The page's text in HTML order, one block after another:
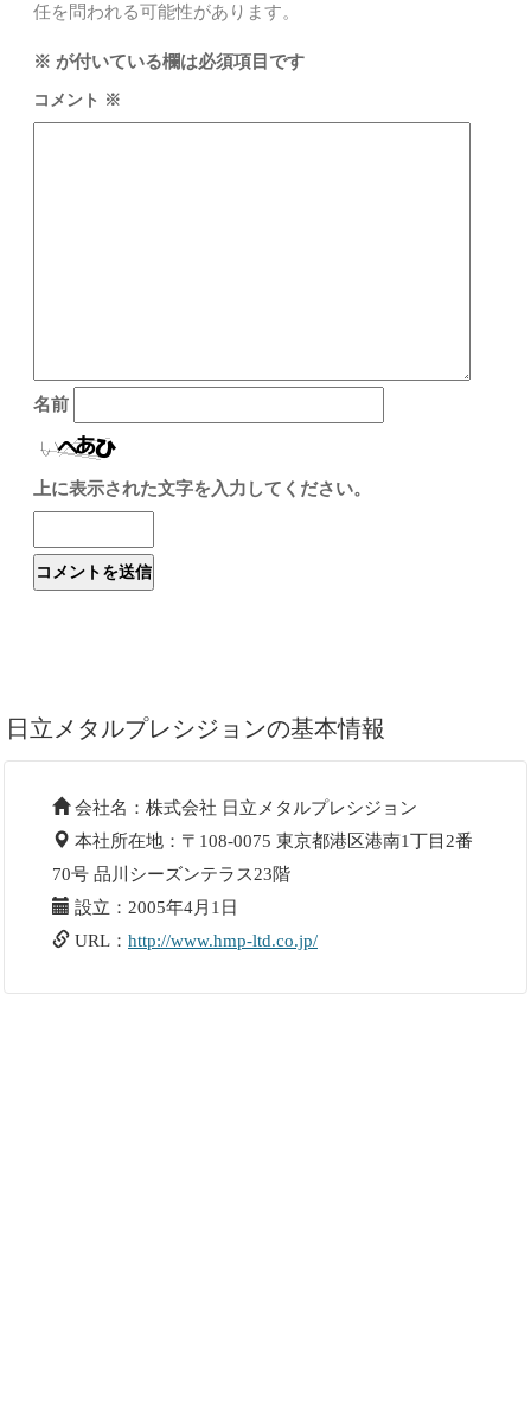
任を問われる可能性があります。
※ が付いている欄は必須項目です
コメント ※
名前
上に表示された文字を入力してください。
日立メタルプレシジョンの基本情報
会社名：株式会社 日立メタルプレシジョン
本社所在地：〒108-0075 東京都港区港南1丁目2番
70号 品川シーズンテラス23階
設立：2005年4月1日
URL： http://www.hmp-ltd.co.jp/